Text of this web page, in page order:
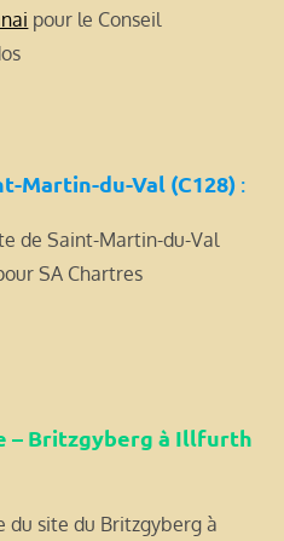
pour le Conseil
Martin-du-Val (C128) :
de Saint-Martin-du-Val
SA Chartres
– Britzgyberg à Illfurth
du site du Britzgyberg à